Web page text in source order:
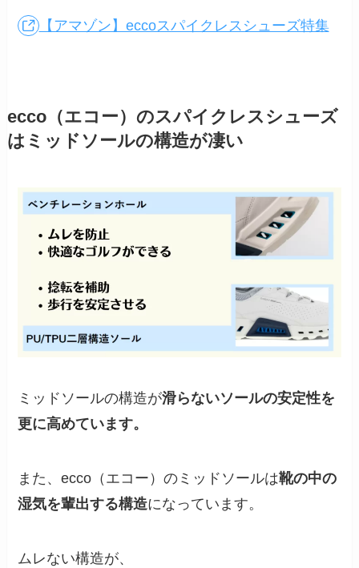
【アマゾン】eccoスパイクレスシューズ特集
ecco（エコー）のスパイクレスシューズ
はミッドソールの構造が凄い
ミッドソールの構造が滑らないソールの安定性を
更に高めています。
また、ecco（エコー）のミッドソールは靴の中の
湿気を輩出する構造になっています。
ムレない構造が、